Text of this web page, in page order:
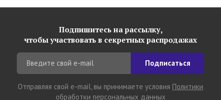
Подпишитесь на рассылку,
чтобы участвовать в секретных распродажах
Подписаться
Отправляя свой e-mail, вы принимаете условия Политики
обработки персональных данных